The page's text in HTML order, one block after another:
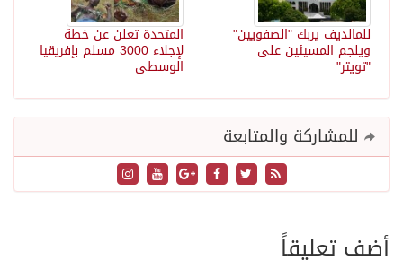
المتحدة تعلن عن خطة
لإجلاء 3000 مسلم بإفريقيا
الوسطى
للمالديف يربك "الصفويين"
ويلجم المسيئين على
"تويتر"
للمشاركة والمتابعة
أضف تعليقاً